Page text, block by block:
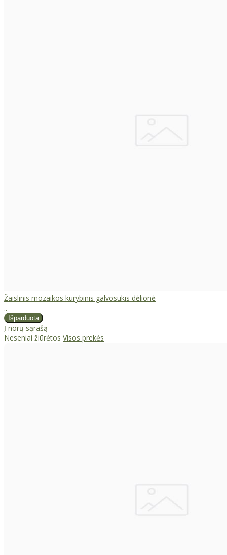
Žaislinis mozaikos kūrybinis galvosūkis dėlionė
..
Į norų sąrašą
Neseniai žiūrėtos Visos prekės